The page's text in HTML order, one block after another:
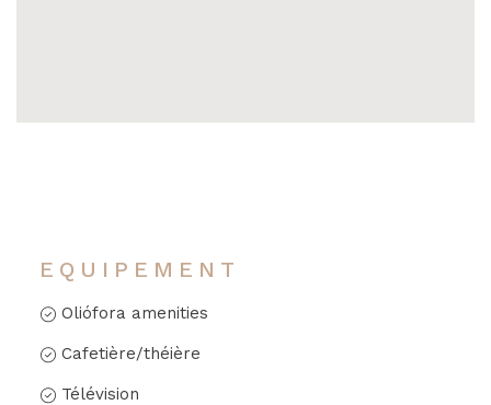
EQUIPEMENT
Oliófora amenities
Cafetière/théière
Télévision